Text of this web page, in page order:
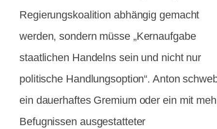
Regierungskoalition abhängig gemacht
werden, sondern müsse „Kernaufgabe
staatlichen Handelns sein und nicht nur
politische Handlungsoption“. Anton
ein dauerhaftes Gremium oder ein mit
Befugnissen ausgestatteter